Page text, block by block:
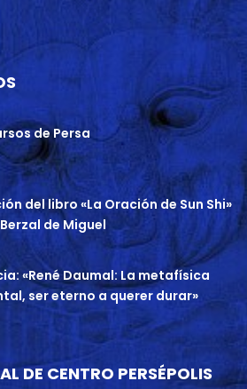
de Persa
del libro «La Oración de Sun Shi»
de Miguel
«René Daumal: La metafísica
ser eterno a querer durar»
DE CENTRO PERSÉPOLIS